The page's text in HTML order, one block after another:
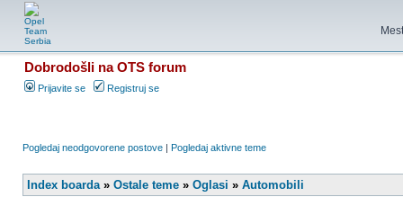
Dobrodošli na OTS forum
Prijavite se Registruj se
Pogledaj neodgovorene postove | Pogledaj aktivne teme
Index boarda» Ostale teme » Oglasi » Automobili